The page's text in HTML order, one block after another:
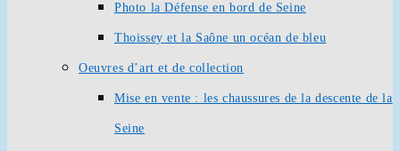
Photo la Défense en bord de Seine
Thoissey et la Saône un océan de bleu
Oeuvres d’art et de collection
Mise en vente : les chaussures de la descente de la
Seine